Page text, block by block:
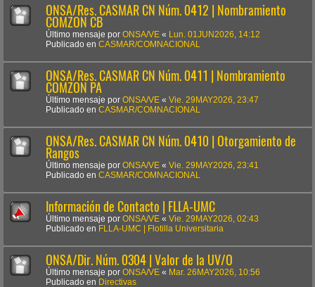
ONSA/Res. CASMAR CN Núm. 0412 | Nombramiento
COMZON CB
Último mensaje por ONSA/VE «
Lun. 01JUN2026, 14:12
Publicado en CASMAR/COMNACIONAL
ONSA/Res. CASMAR CN Núm. 0411 | Nombramiento
COMZON PA
Último mensaje por ONSA/VE « Vie. 29MAY2026, 23:47
Publicado en CASMAR/COMNACIONAL
ONSA/Res. CASMAR CN Núm. 0410 | Otorgamiento de
Rangos
Último mensaje por ONSA/VE « Vie. 29MAY2026, 23:41
Publicado en CASMAR/COMNACIONAL
Información de Contacto | FLLA-UMC
Último mensaje por ONSA/VE « Vie. 29MAY2026, 02:43
Publicado en FLLA-UMC | Flotilla Universitaria
ONSA/Dir. Núm. 0304 | Valor de la UV/O
Último mensaje por ONSA/VE « Mar. 26MAY2026, 10:56
Publicado en Directivas